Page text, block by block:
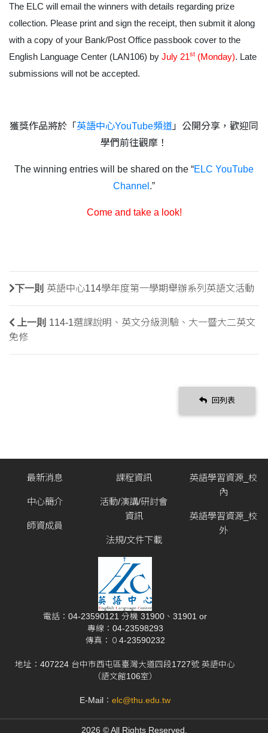
The ELC will email the winners with details regarding prize
collection. Please print and sign the receipt, then submit it along
with a copy of your Bank/Post Office passbook cover to the
English Language Center (LAN106) by July 21st (Monday). Late
submissions will not be accepted.
獲獎作品將於「 英語中心YouTube頻道 」公開分享，歡迎同
學們前往觀摩！
The winning entries will be shared on the “ELC YouTube
Channel .”
Come and take a look!
下一則 英語中心114學年度第一學期舉辦系列英語文活動
上一則 114-1選課說明、英文分級測驗、大一暨大二英文
免修
回列表
最新消息
中心簡介
師資成員
課程資訊
活動/演講/研討會
資訊
法規/文件下載
英語學習資源_校
內
英語學習資源_校
外
電話：04-23590121 分機 31900、31901 or
專線：04-23598293
傳真：０4-23590232
地址：407224 台中市西屯區臺灣大道四段1727號 英語中心
（語文館106室）
E-Mail： elc@thu.edu.tw
2026 © All Rights Reserved.